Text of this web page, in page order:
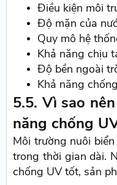
Điều kiện môi
Độ mặn của
Quy mô hệ
Khả năng chịu
Độ bền ngoài
Khả năng
5.5. Vì sao
năng chống
Môi trường nuôi
trong thời gian dài.
chống UV tốt, sản